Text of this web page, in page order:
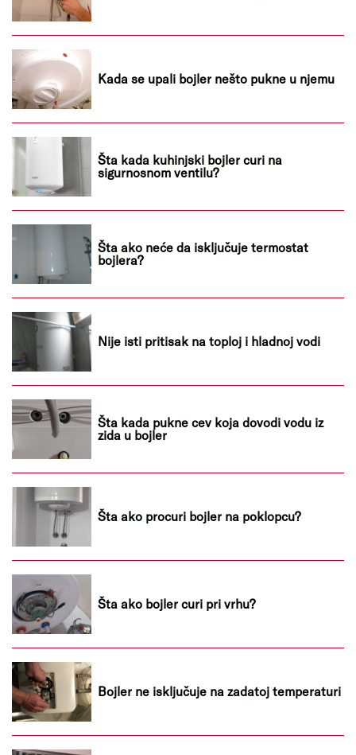
Kada se upali bojler nešto pukne u njemu
Šta kada kuhinjski bojler curi na
sigurnosnom ventilu?
Šta ako neće da isključuje termostat
bojlera?
Nije isti pritisak na toploj i hladnoj vodi
Šta kada pukne cev koja dovodi vodu iz
zida u bojler
Šta ako procuri bojler na poklopcu?
Šta ako bojler curi pri vrhu?
Bojler ne isključuje na zadatoj temperaturi